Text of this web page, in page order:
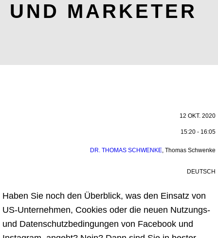
UND MARKETER
12 OKT. 2020
15:20 - 16:05
DR. THOMAS SCHWENKE, Thomas Schwenke
DEUTSCH
Haben Sie noch den Überblick, was den Einsatz von
US-Unternehmen, Cookies oder die neuen Nutzungs-
und Datenschutzbedingungen von Facebook und